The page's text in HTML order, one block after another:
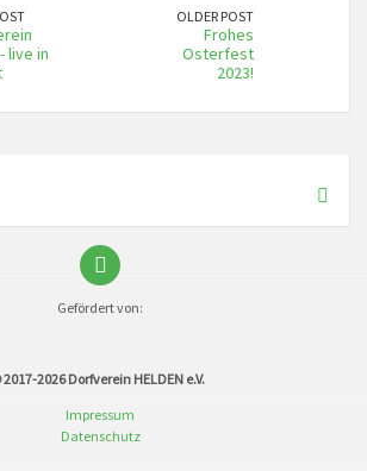
live in
OLDER POST
Frohes
Osterfest
2023!
Gefördert von:
2017-2026Dorfverein HELDEN e.V.
Impressum
Datenschutz